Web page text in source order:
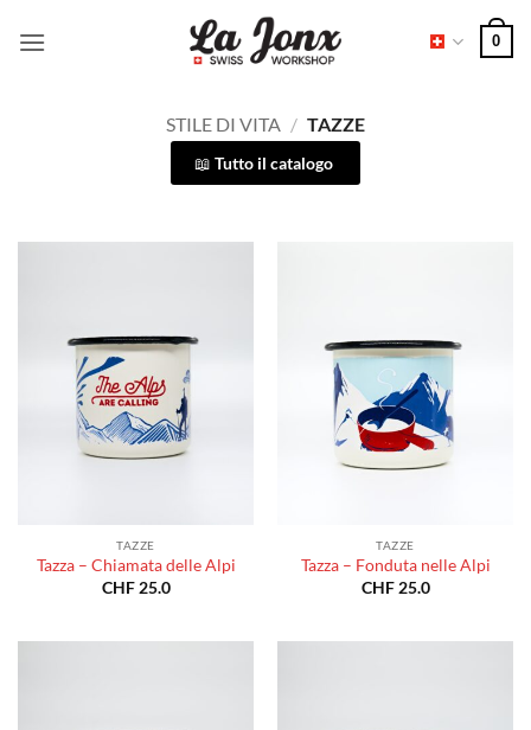
0
STILE DI VITA / TAZZE
Tutto il catalogo
TAZZE
Tazza – Chiamata delle Alpi
CHF25.0
TAZZE
Tazza – Fonduta nelle Alpi
CHF25.0